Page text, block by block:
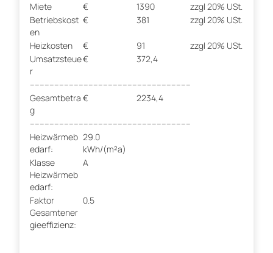
Miete
€ 1390
zzgl 20% USt.
Betriebskost
en
€ 381 zzgl 20% USt.
Heizkosten € 91
zzgl 20% USt.
Umsatzsteue
r
€ 372,4
------------------------------------------------------------------
Gesamtbetra
g
€ 2234,4
------------------------------------------------------------------
Heizwärmeb
edarf:
29.0
kWh/(m²a)
Klasse
Heizwärmeb
edarf:
A
Faktor
Gesamtener
gieeffizienz:
0.5